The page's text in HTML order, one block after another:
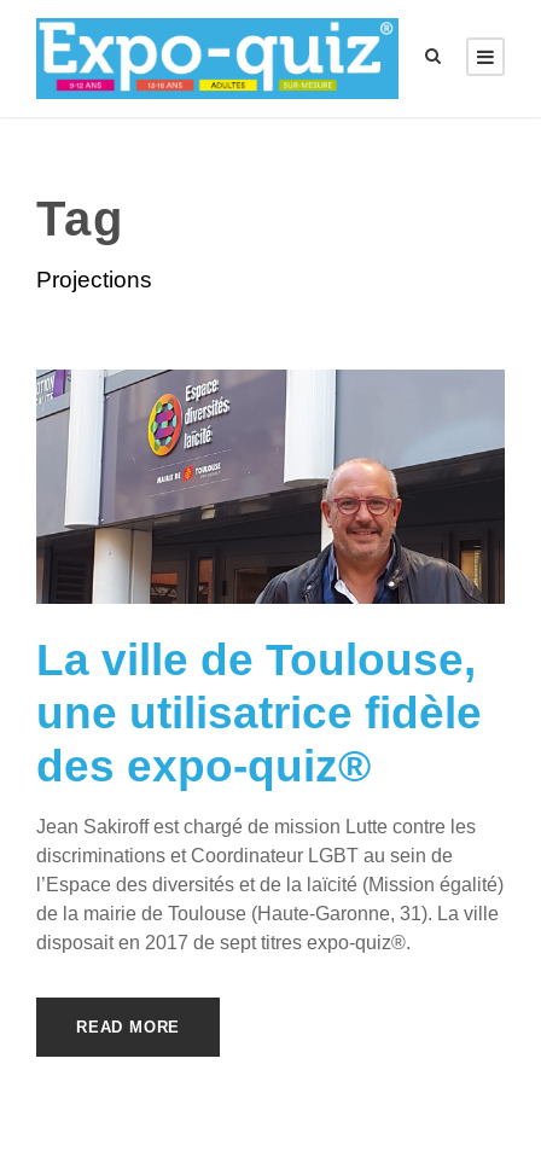
Tag
Projections
La ville de Toulouse,
une utilisatrice fidèle
des expo-quiz®
Jean Sakiroff est chargé de mission Lutte contre les
discriminations et Coordinateur LGBT au sein de
l’Espace des diversités et de la laïcité (Mission égalité)
de la mairie de Toulouse (Haute-Garonne, 31). La ville
disposait en 2017 de sept titres expo-quiz®.
READ MORE